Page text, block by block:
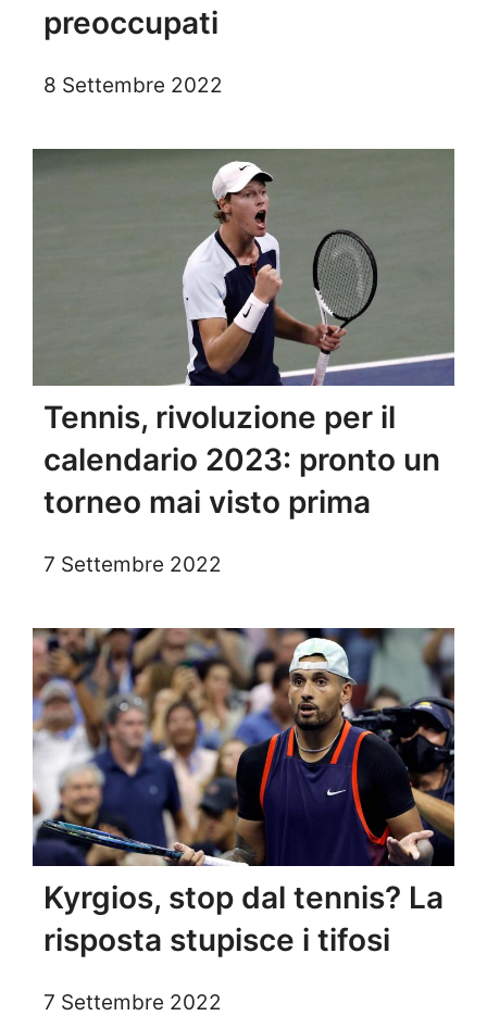
preoccupati
8 Settembre 2022
Tennis, rivoluzione per il
calendario 2023: pronto un
torneo mai visto prima
7 Settembre 2022
Kyrgios, stop dal tennis? La
risposta stupisce i tifosi
7 Settembre 2022